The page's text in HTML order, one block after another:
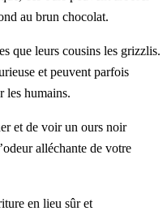
au brun chocolat.
que leurs cousins les grizzlis.
et peuvent parfois
les humains.
et de voir un ours noir
alléchante de votre
en lieu sûr et